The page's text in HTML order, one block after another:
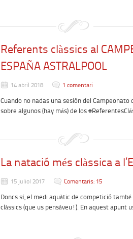
Referents clàssics al
ESPAÑA ASTRALPOOL
14 abril 2018 1 comentari
Cuando no nadas una sesión del
sobre algunos (hay más) de los
La natació més clàssica a
15 juliol 2017 Comentaris: 15
Doncs sí, el medi aquàtic de competició
clàssics (que us pensàveu!). En aquest apunt